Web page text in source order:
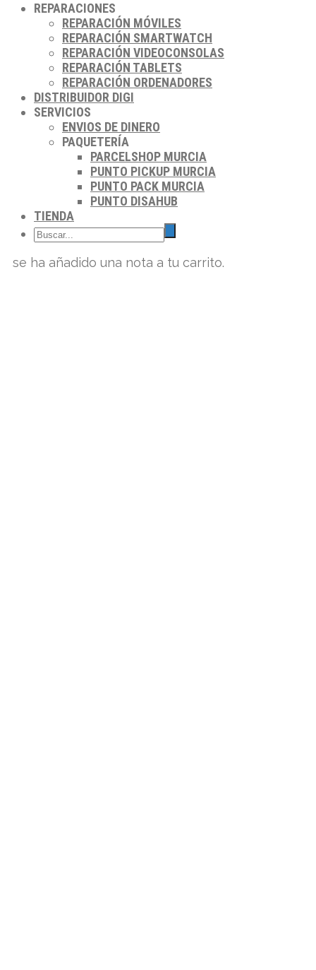
REPARACIONES
REPARACIÓN MÓVILES
REPARACIÓN SMARTWATCH
REPARACIÓN VIDEOCONSOLAS
REPARACIÓN TABLETS
REPARACIÓN ORDENADORES
DISTRIBUIDOR DIGI
SERVICIOS
ENVIOS DE DINERO
PAQUETERÍA
PARCELSHOP MURCIA
PUNTO PICKUP MURCIA
PUNTO PACK MURCIA
PUNTO DISAHUB
TIENDA
se ha añadido una nota a tu carrito.